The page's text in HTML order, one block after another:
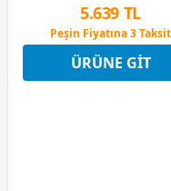
5.639 TL
Peşin Fiyatına 3 Taksit
12 Ay x 663 TL taksitle
Peşin Fiyatına 3 Taksit
ÜRÜNE GIT